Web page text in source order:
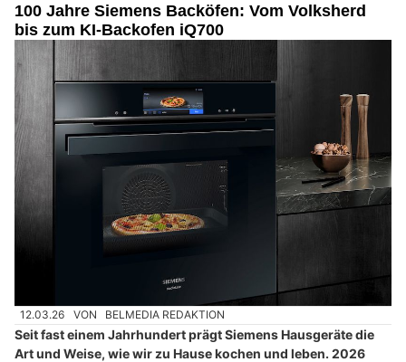
100 Jahre Siemens Backöfen: Vom Volksherd
bis zum KI-Backofen iQ700
12.03.26 VON BELMEDIA REDAKTION
Seit fast einem Jahrhundert prägt Siemens Hausgeräte die
Art und Weise, wie wir zu Hause kochen und leben. 2026